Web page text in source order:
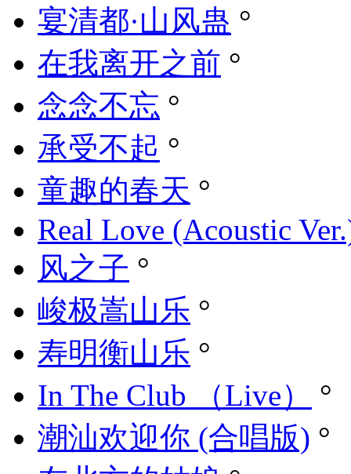
宴清都·山风蛊 °
在我离开之前 °
念念不忘 °
承受不起 °
童趣的春天 °
Real Love (Acoustic
风之子 °
峻极嵩山乐 °
寿明衡山乐 °
In The Club （Live）
°
潮汕欢迎你 (合唱版) °